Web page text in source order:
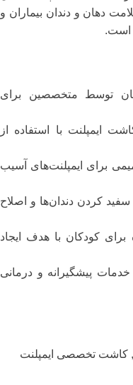
دهان و دندان بیماران و
است.
توسط متخصصین برای
ایمپلنت با استفاده از
برای ایمپلنت‌های آسیب
کردن دندان‌ها و اصلاح
برای کودکان با هدف ایجاد
خدمات پیشگیرانه و درمانی
کاشت تخصصی ایمپلنت